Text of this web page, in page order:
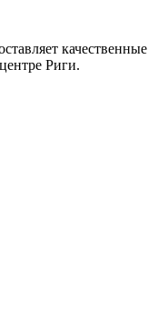
качественные
Риги.